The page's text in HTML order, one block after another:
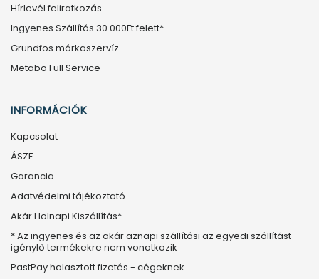
Hírlevél feliratkozás
Ingyenes Szállítás 30.000Ft felett*
Grundfos márkaszervíz
Metabo Full Service
INFORMÁCIÓK
Kapcsolat
ÁSZF
Garancia
Adatvédelmi tájékoztató
Akár Holnapi Kiszállítás*
* Az ingyenes és az akár aznapi szállítási az egyedi szállítást
igénylő termékekre nem vonatkozik
PastPay halasztott fizetés - cégeknek